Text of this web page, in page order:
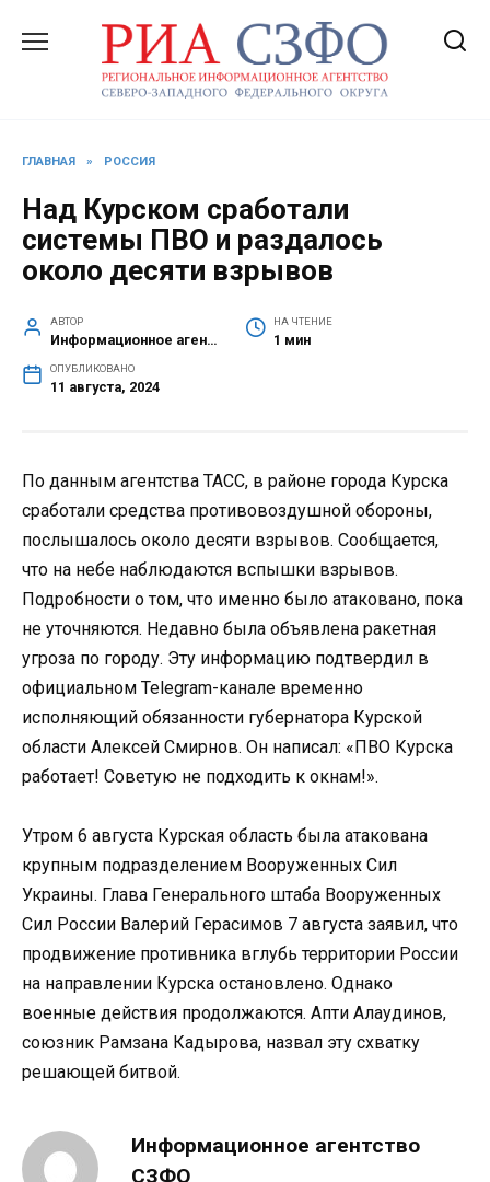
содержанию
ГЛАВНАЯ » РОССИЯ
Над Курском сработали
системы ПВО и раздалось
около десяти взрывов
АВТОР
Информационное агентство СЗФО
НА ЧТЕНИЕ
1 мин
ОПУБЛИКОВАНО
11 августа, 2024
По данным агентства ТАСС, в районе города Курска
сработали средства противовоздушной обороны,
послышалось около десяти взрывов. Сообщается,
что на небе наблюдаются вспышки взрывов.
Подробности о том, что именно было атаковано, пока
не уточняются. Недавно была объявлена ракетная
угроза по городу. Эту информацию подтвердил в
официальном Telegram-канале временно
исполняющий обязанности губернатора Курской
области Алексей Смирнов. Он написал: «ПВО Курска
работает! Советую не подходить к окнам!».
Утром 6 августа Курская область была атакована
крупным подразделением Вооруженных Сил
Украины. Глава Генерального штаба Вооруженных
Сил России Валерий Герасимов 7 августа заявил, что
продвижение противника вглубь территории России
на направлении Курска остановлено. Однако
военные действия продолжаются. Апти Алаудинов,
союзник Рамзана Кадырова, назвал эту схватку
решающей битвой.
Информационное агентство
СЗФО